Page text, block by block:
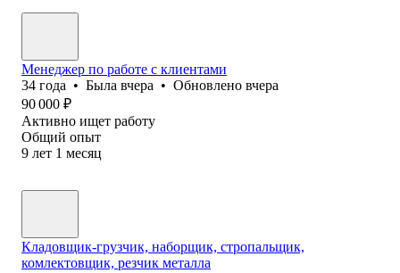
Менеджер по работе с клиентами
34 года • Была вчера • Обновлено вчера
90 000 ₽
Активно ищет работу
Общий опыт
9 лет 1 месяц
Кладовщик-грузчик, наборщик, стропальщик,
комлектовщик, резчик металла